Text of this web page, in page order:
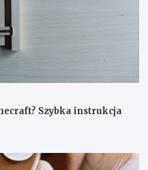
Szybka instrukcja